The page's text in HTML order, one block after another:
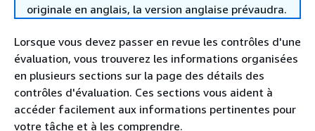
originale en anglais, la version anglaise prévaudra.
Lorsque vous devez passer en revue les contrôles d'une
évaluation, vous trouverez les informations organisées
en plusieurs sections sur la page des détails des
contrôles d'évaluation. Ces sections vous aident à
accéder facilement aux informations pertinentes pour
votre tâche et à les comprendre.